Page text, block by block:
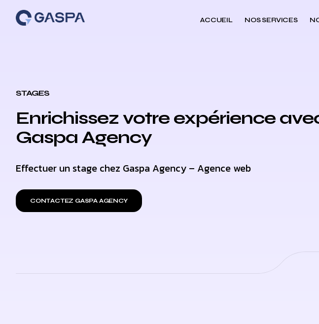
ACCUEIL NOS SERVICES
STAGES
Enrichissez votre expérience
Gaspa Agency
Effectuer un stage chez Gaspa Agency – Agence web
CONTACTEZ GASPA AGENCY